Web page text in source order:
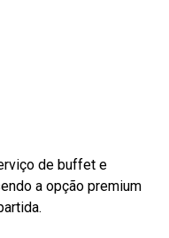
de buffet e
a opção premium